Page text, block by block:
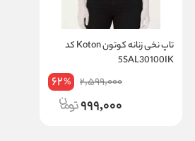
تاپ نخی زنانه کوتون Koton کد
5SAL30100IK
2,599,000
62%
999,000